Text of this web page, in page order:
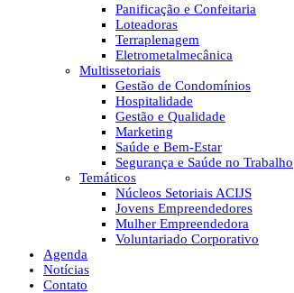
Panificação e Confeitaria
Loteadoras
Terraplenagem
Eletrometalmecânica
Multissetoriais
Gestão de Condomínios
Hospitalidade
Gestão e Qualidade
Marketing
Saúde e Bem-Estar
Segurança e Saúde no Trabalho
Temáticos
Núcleos Setoriais ACIJS
Jovens Empreendedores
Mulher Empreendedora
Voluntariado Corporativo
Agenda
Notícias
Contato